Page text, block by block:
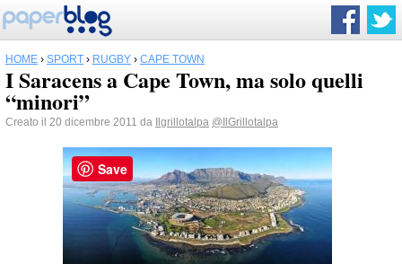
HOME › SPORT › RUGBY › CAPE TOWN
I Saracens a Cape Town, ma solo quelli
“minori”
Creato il 20 dicembre 2011 da Ilgrillotalpa @IlGrillotalpa
Save